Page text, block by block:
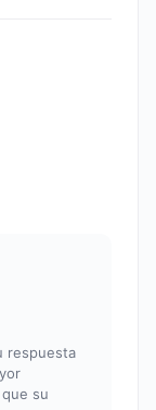
respuesta
su